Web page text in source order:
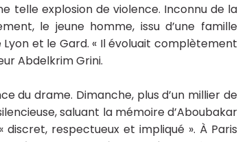
telle explosion de violence. Inconnu de la
le jeune homme, issu d’une famille
et le Gard. « Il évoluait complètement
Abdelkrim Grini.
du drame. Dimanche, plus d’un millier de
saluant la mémoire d’Aboubakar
respectueux et impliqué ». À Paris